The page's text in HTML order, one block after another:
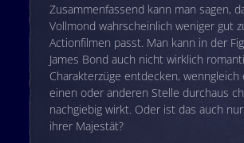
Zusammenfassend kann man sagen,
Vollmond wahrscheinlich weniger gut
Actionfilmen passt. Man kann in der
James Bond auch nicht wirklich
Charakterzüge entdecken, wenngleich
einen oder anderen Stelle durchaus
nachgiebig wirkt. Oder ist das auch
ihrer Majestät?